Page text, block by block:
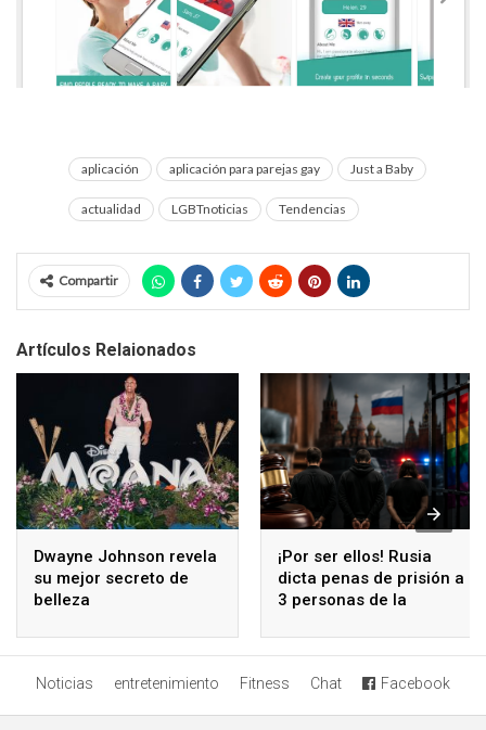
aplicación aplicación para parejas gay Just a Baby
actualidad LGBTnoticias Tendencias
Compartir
Artículos Relaionados
Dwayne Johnson revela
su mejor secreto de
belleza
¡Por ser ellos! Rusia
dicta penas de prisión a
3 personas de la
Noticias entretenimiento Fitness Chat Facebook